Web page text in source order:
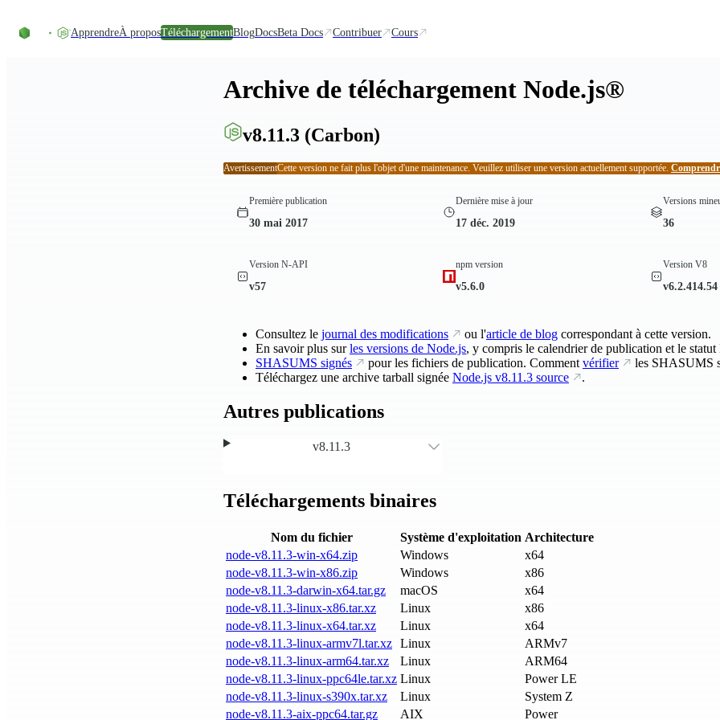
ApprendreÀ proposTéléchargementBlogDocsBeta Docs Contribuer Cours
Archive de téléchargement Node.js®
v8.11.3 (Carbon)
AvertissementCette version ne fait plus l'objet d'une maintenance. Veuillez utiliser une version actuellement supportée.
Première publication
30 mai 2017
Dernière mise à jour
17 déc. 2019
Versions
36
Version N-API
v57
npm version
v5.6.0
Version V8
v6.2.414.54
Consultez le journal des modifications ou l'article de blog correspondant à cette version.
En savoir plus surles versions de Node.js, y compris le calendrier de publication et le statut
SHASUMS signés
pour les fichiers de publication. Comment vérifier
les SHASUMS
Téléchargez une archive tarball signée Node.js v8.11.3 source .
Autres publications
v8.11.3
Téléchargements binaires
Nom du fichier Système d'exploitation Architecture
node-v8.11.3-win-x64.zip
Windows
x64
node-v8.11.3-win-x86.zip
Windows
x86
node-v8.11.3-darwin-x64.tar.gz
macOS
x64
node-v8.11.3-linux-x86.tar.xz
Linux
x86
node-v8.11.3-linux-x64.tar.xz
Linux
x64
node-v8.11.3-linux-armv7l.tar.xz Linux
ARMv7
node-v8.11.3-linux-arm64.tar.xz
Linux
ARM64
node-v8.11.3-linux-ppc64le.tar.xz Linux
Power LE
node-v8.11.3-linux-s390x.tar.xz
Linux
System Z
node-v8.11.3-aix-ppc64.tar.gz
AIX Power